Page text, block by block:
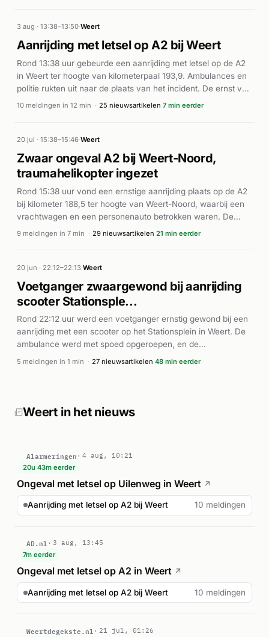
3 aug · 13:38–13:50·Weert
Aanrijding met letsel op A2 bij Weert
Rond 13:38 uur gebeurde een aanrijding met letsel op de A2
in Weert ter hoogte van kilometerpaal 193,9. Ambulances en
politie rukten uit naar de plaats van het incident. De ernst van
de situatie bleek uit de opeenvolgende oproepen van
tussen 13:40 en 13:50 uur werden ingezet. Volgens AD.nl en
Alarmeringen had het ongeval letsel tot gevolg. De exacte
omstandigheden van de aanrijding en het aantal betrokkenen
zijn niet nader bekend gemaakt in de beschikbare
berichtgeving.
10 meldingen in 12 min · 25 nieuwsartikelen 7 min eerder
20 jul · 15:38–15:46·Weert
Zwaar ongeval A2 bij Weert-Noord,
traumahelikopter ingezet
Rond 15:38 uur vond een ernstige aanrijding plaats op de A2
bij kilometer 188,5 ter hoogte van Weert-Noord, waarbij een
vrachtwagen en een personenauto betrokken waren. De
ambulancedienst en politie rukten met spoed uit (A2-
beschadigd bij de botsing. De A2 werd volledig afgesloten
voor het verkeer en de afhandeling van het ongeval duurde
urenlang. Eén rijstrook werd na enkele uren weer
vrijgegeven, en volgens Weertdegekste.nl was de snelweg
dinsdagochtend vroeg volledig opengesteld.
9 meldingen in 7 min · 29 nieuwsartikelen 21 min eerder
20 jun · 22:12–22:13·Weert
Voetganger zwaargewond bij aanrijding
scooter Stationsple...
Rond 22:12 uur werd een voetganger ernstig gewond bij een
aanrijding met een scooter op het Stationsplein in Weert. De
ambulance werd met spoed opgeroepen, en de
traumahelikopter werd gealarmeerd vanwege de aard van de
in staat het slachtoffer medische zorg te verlenen. Het
incident veroorzaakte aanzienlijke aandacht vanwege de
5 meldingen in 1 min · 27 nieuwsartikelen 48 min eerder
Weert in het nieuws
Alarmeringen
4 aug, 10:21
20u 43m eerder
Ongeval met letsel op Uilenweg in Weert ↗
Aanrijding met letsel op A2 bij Weert 10 meldingen
AD.nl
3 aug, 13:45
7m eerder
Ongeval met letsel op A2 in Weert ↗
Aanrijding met letsel op A2 bij Weert 10 meldingen
Weertdegekste.nl
21 jul, 01:26